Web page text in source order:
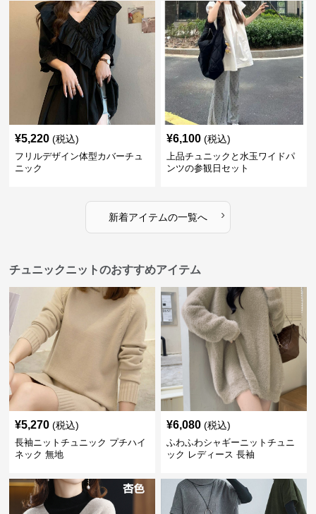
¥5,220 (税込)
フリルデザイン体型カバーチュ
ニック
¥6,100 (税込)
上品チュニックと水玉ワイドパ
ンツの参観日セット
新着アイテムの一覧へ ›
チュニックニットのおすすめアイテム
¥5,270 (税込)
長袖ニットチュニック プチハイ
ネック 無地
¥6,080 (税込)
ふわふわシャギーニットチュニ
ック レディース 長袖